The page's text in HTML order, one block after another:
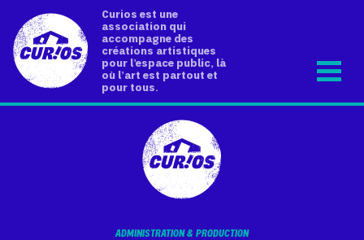
Curios est une
association qui
accompagne des
créations artistiques
pour l’espace public, là
où l’art est partout et
pour tous.
ADMINISTRATION & PRODUCTION